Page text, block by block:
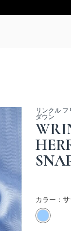
リンクル
ダウン
カラー：